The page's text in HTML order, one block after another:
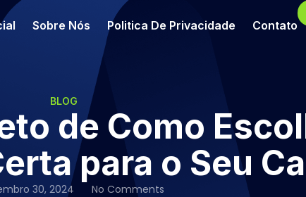
Sobre Nós Politica De Privacidade Contato
BLOG
de Como
para o Seu
30, 2024 No Comments